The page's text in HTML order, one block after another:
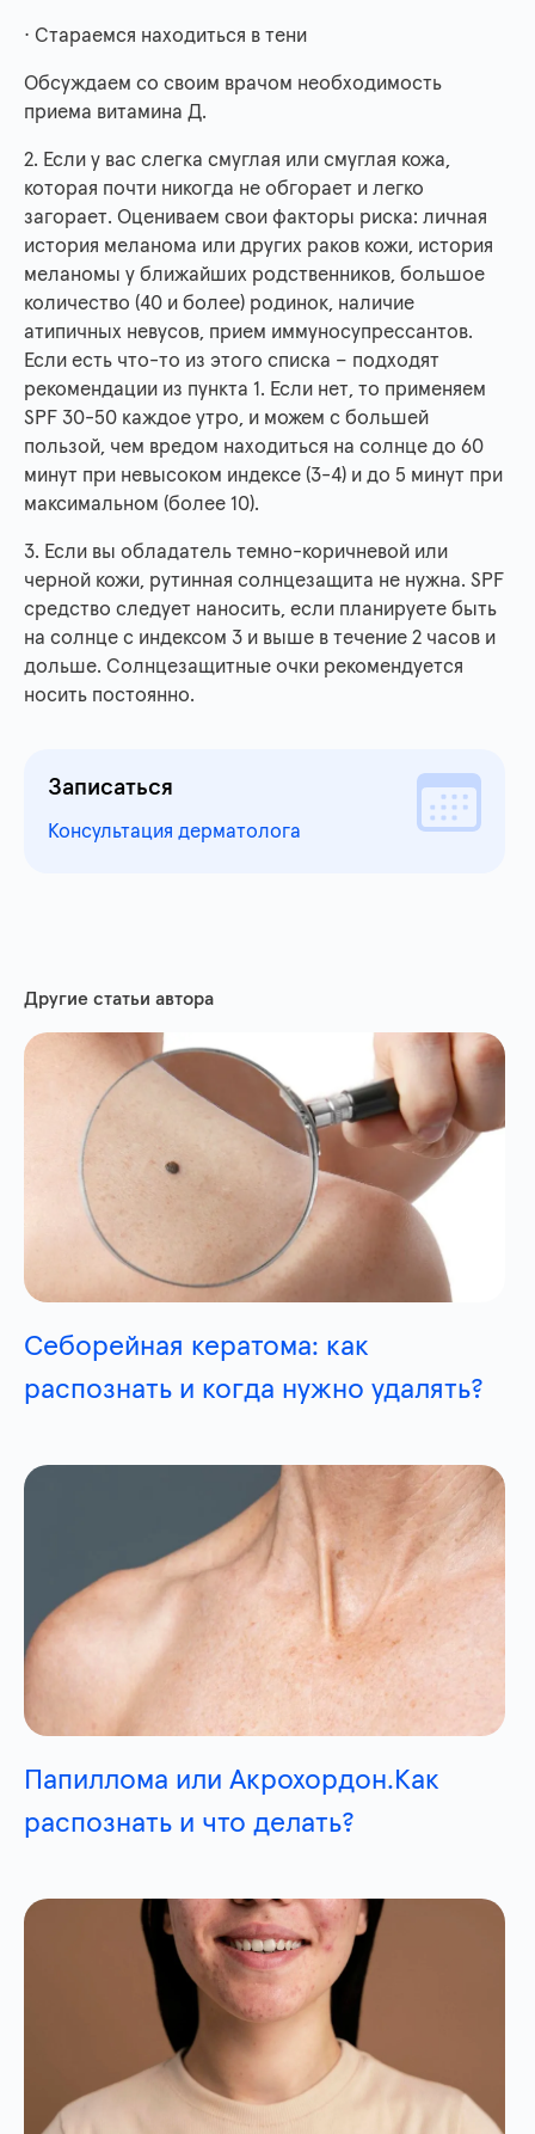
· Стараемся находиться в тени
Обсуждаем со своим врачом необходимость
приема витамина Д.
2. Если у вас слегка смуглая или смуглая кожа,
которая почти никогда не обгорает и легко
загорает. Оцениваем свои факторы риска: личная
история меланома или других раков кожи, история
меланомы у ближайших родственников, большое
количество (40 и более) родинок, наличие
атипичных невусов, прием иммуносупрессантов.
Если есть что-то из этого списка – подходят
рекомендации из пункта 1. Если нет, то применяем
SPF 30-50 каждое утро, и можем с большей
пользой, чем вредом находиться на солнце до 60
минут при невысоком индексе (3-4) и до 5 минут при
максимальном (более 10).
3. Если вы обладатель темно-коричневой или
черной кожи, рутинная солнцезащита не нужна. SPF
средство следует наносить, если планируете быть
на солнце с индексом 3 и выше в течение 2 часов и
дольше. Солнцезащитные очки рекомендуется
носить постоянно.
Записаться
Консультация дерматолога
Другие статьи автора
Себорейная кератома: как
распознать и когда нужно удалять?
Папиллома или Акрохордон.Как
распознать и что делать?